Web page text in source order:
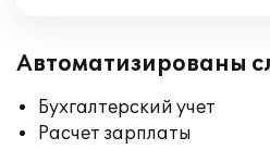
Автоматизированы
Бухгалтерский учет
Расчет зарплаты